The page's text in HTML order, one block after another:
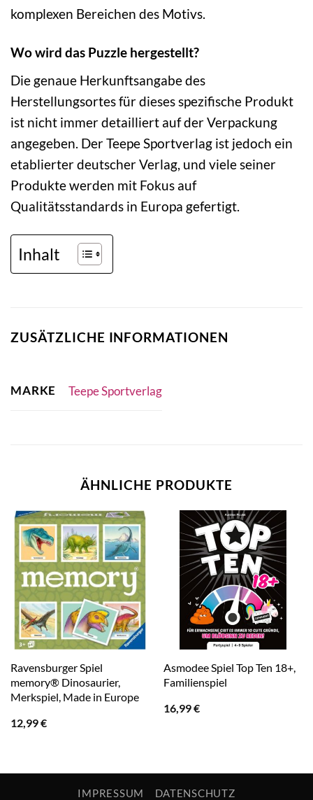
komplexen Bereichen des Motivs.
Wo wird das Puzzle hergestellt?
Die genaue Herkunftsangabe des
Herstellungsortes für dieses spezifische Produkt
ist nicht immer detailliert auf der Verpackung
angegeben. Der Teepe Sportverlag ist jedoch ein
etablierter deutscher Verlag, und viele seiner
Produkte werden mit Fokus auf
Qualitätsstandards in Europa gefertigt.
Inhalt
ZUSÄTZLICHE INFORMATIONEN
MARKE Teepe Sportverlag
ÄHNLICHE PRODUKTE
Ravensburger Spiel
memory® Dinosaurier,
Merkspiel, Made in Europe
12,99€
Asmodee Spiel Top Ten 18+,
Familienspiel
16,99€
IMPRESSUM DATENSCHUTZ